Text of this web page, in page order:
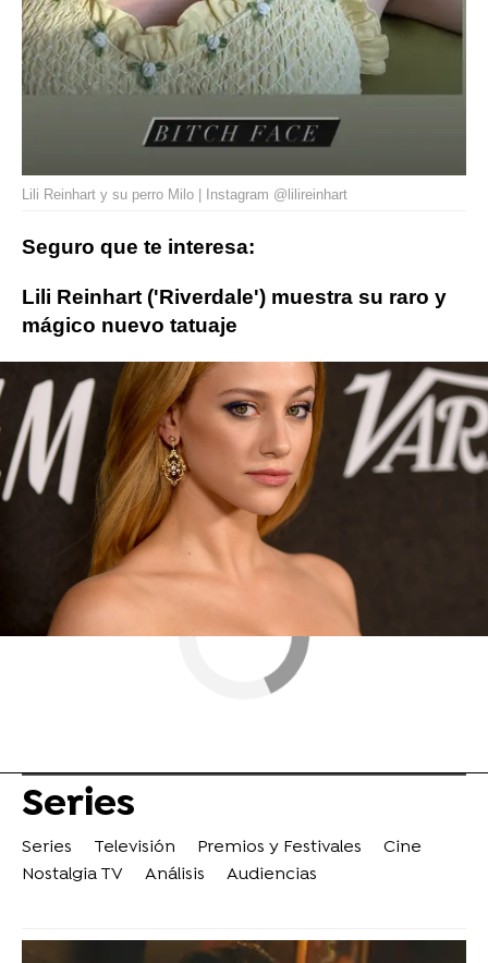
Lili Reinhart y su perro Milo | Instagram @lilireinhart
Seguro que te interesa:
Lili Reinhart ('Riverdale') muestra su raro y
mágico nuevo tatuaje
Lili Reinhart
ObjetivoTV » Series
Series
Series Televisión Premios y Festivales
Cine
Nostalgia TV
Análisis Audiencias